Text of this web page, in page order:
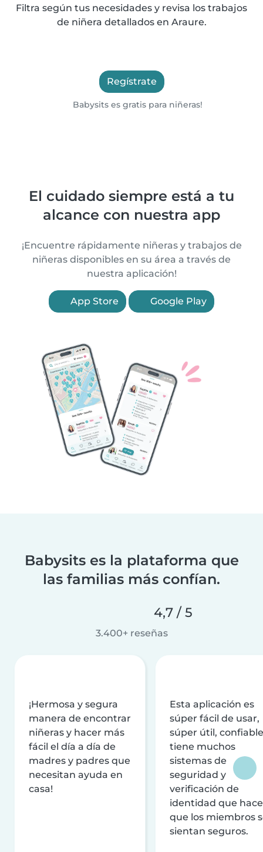
Filtra según tus necesidades y revisa los trabajos
de niñera detallados en Araure.
Regístrate
Babysits es gratis para niñeras!
El cuidado siempre está a tu
alcance con nuestra app
¡Encuentre rápidamente niñeras y trabajos de
niñeras disponibles en su área a través de
nuestra aplicación!
App Store Google Play
Babysits es la plataforma que
las familias más confían.
4,7 / 5
3.400+ reseñas
¡Hermosa y segura
manera de encontrar
niñeras y hacer más
fácil el día a día de
madres y padres que
necesitan ayuda en
casa!
Esta aplicación es
súper fácil de usar,
súper útil,
tiene muchos
sistemas de
seguridad y
verificación de
identidad que
que los miembros
sientan seguros.